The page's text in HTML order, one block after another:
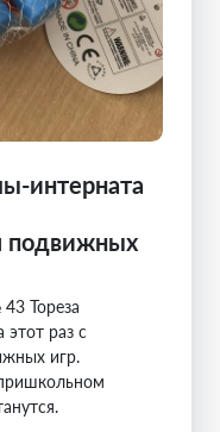
интерната
подвижных
Тореза
раз с
игр.